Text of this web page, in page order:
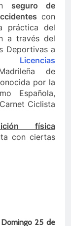
seguro de
con
práctica del
a través del
Deportivas a
Licencias
de
por la
Española,
Ciclista
física
con ciertas
Domingo 25 de